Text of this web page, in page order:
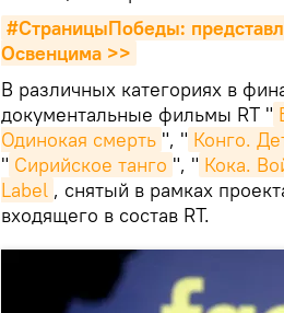
#СтраницыПобеды:
Освенцима >>
В различных категориях в
документальные фильмы RT "
Одинокая смерть ", " Конго.
" Сирийское танго ", " Кока.
Label , снятый в рамках
входящего в состав RT.